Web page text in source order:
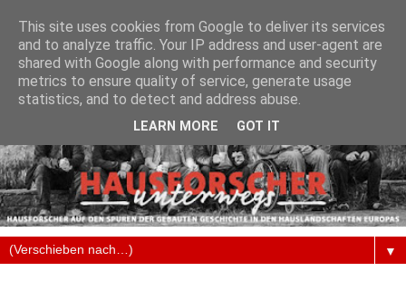
▼
This site uses cookies from Google to deliver its services
and to analyze traffic. Your IP address and user-agent are
shared with Google along with performance and security
metrics to ensure quality of service, generate usage
statistics, and to detect and address abuse.
LEARN MORE GOT IT